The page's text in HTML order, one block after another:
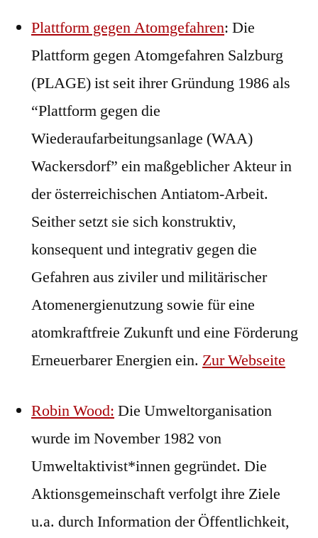
Plattform gegen Atomgefahren: Die
Plattform gegen Atomgefahren Salzburg
(PLAGE) ist seit ihrer Gründung 1986 als
“Plattform gegen die
Wiederaufarbeitungsanlage (WAA)
Wackersdorf” ein maßgeblicher Akteur in
der österreichischen Antiatom-Arbeit.
Seither setzt sie sich konstruktiv,
konsequent und integrativ gegen die
Gefahren aus ziviler und militärischer
Atomenergienutzung sowie für eine
atomkraftfreie Zukunft und eine Förderung
Erneuerbarer Energien ein. Zur Webseite
Robin Wood: Die Umweltorganisation
wurde im November 1982 von
Umweltaktivist*innen gegründet. Die
Aktionsgemeinschaft verfolgt ihre Ziele
u.a. durch Information der Öffentlichkeit,